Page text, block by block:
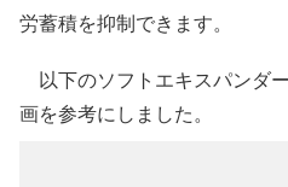
労蓄積を抑制できます。
以下のソフトエキスパンダ
画を参考にしました。